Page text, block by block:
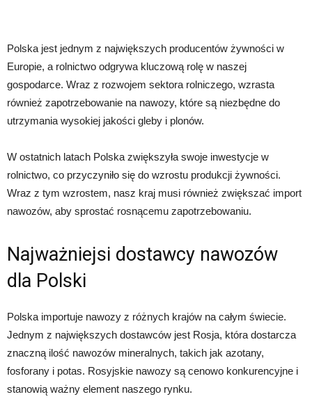
Polska jest jednym z największych producentów żywności w
Europie, a rolnictwo odgrywa kluczową rolę w naszej
gospodarce. Wraz z rozwojem sektora rolniczego, wzrasta
również zapotrzebowanie na nawozy, które są niezbędne do
utrzymania wysokiej jakości gleby i plonów.
W ostatnich latach Polska zwiększyła swoje inwestycje w
rolnictwo, co przyczyniło się do wzrostu produkcji żywności.
Wraz z tym wzrostem, nasz kraj musi również zwiększać import
nawozów, aby sprostać rosnącemu zapotrzebowaniu.
Najważniejsi dostawcy nawozów
dla Polski
Polska importuje nawozy z różnych krajów na całym świecie.
Jednym z największych dostawców jest Rosja, która dostarcza
znaczną ilość nawozów mineralnych, takich jak azotany,
fosforany i potas. Rosyjskie nawozy są cenowo konkurencyjne i
stanowią ważny element naszego rynku.